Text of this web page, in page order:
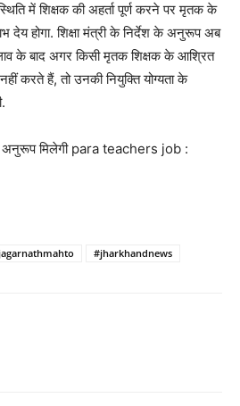
में शिक्षक की अहर्ता पूर्ण करने पर मृतक के
होगा. शिक्षा मंत्री के निर्देश के अनुरूप अब
के बाद अगर किसी मृतक शिक्षक के आश्रित
करते हैं, तो उनकी नियुक्ति योग्यता के
अनुरूप मिलेगी para teachers job :
#jharkhandnews